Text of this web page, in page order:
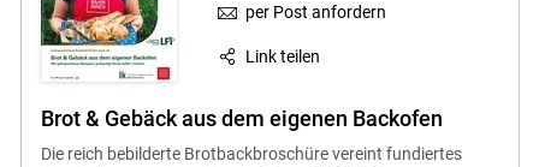
per Post anfordern
Link teilen
Brot & Gebäck aus dem eigenen Backofen
Die reich bebilderte Brotbackbroschüre vereint fundiertes